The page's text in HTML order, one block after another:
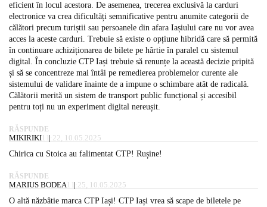
eficient în locul acestora. De asemenea, trecerea exclusivă la carduri
electronice va crea dificultăți semnificative pentru anumite categorii de
călători precum turiștii sau persoanele din afara Iașiului care nu vor avea
acces la aceste carduri. Trebuie să existe o opțiune hibridă care să permită
în continuare achiziționarea de bilete pe hârtie în paralel cu sistemul
digital. În concluzie CTP Iași trebuie să renunțe la această decizie pripită
și să se concentreze mai întâi pe remedierea problemelor curente ale
sistemului de validare înainte de a impune o schimbare atât de radicală.
Călătorii merită un sistem de transport public funcțional și accesibil
pentru toți nu un experiment digital nereușit.
RĂSPUNDE
MIKIRIKI11:22, 10.05.2025
Chirica cu Stoica au falimentat CTP! Rușine!
RĂSPUNDE
MARIUS BODEA11:25, 10.05.2025
O altă năzbâtie marca CTP Iași! CTP Iași vrea să scape de biletele pe